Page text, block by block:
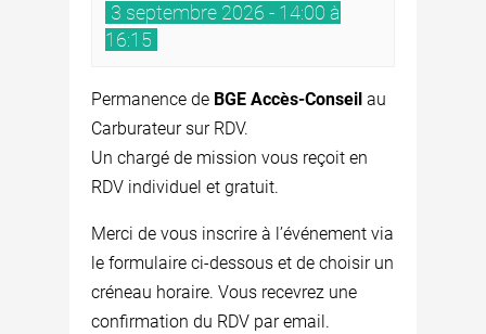
3 septembre 2026 - 14:00 à
16:15
Permanence de BGE Accès-Conseil au
Carburateur sur RDV.
Un chargé de mission vous reçoit en
RDV individuel et gratuit.
Merci de vous inscrire à l’événement via
le formulaire ci-dessous et de choisir un
créneau horaire. Vous recevrez une
confirmation du RDV par email.